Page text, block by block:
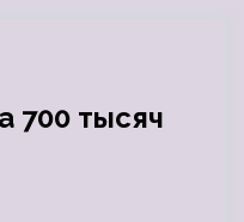
700 тысяч